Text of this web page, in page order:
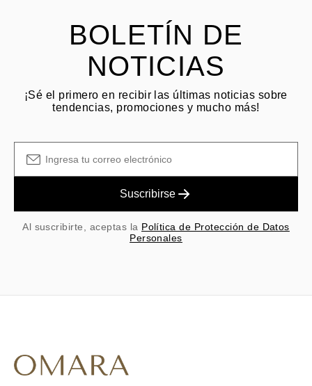
BOLETÍN DE
NOTICIAS
¡Sé el primero en recibir las últimas noticias sobre
tendencias, promociones y mucho más!
Suscribirse
Al suscribirte, aceptas la Política de Protección de Datos
Personales